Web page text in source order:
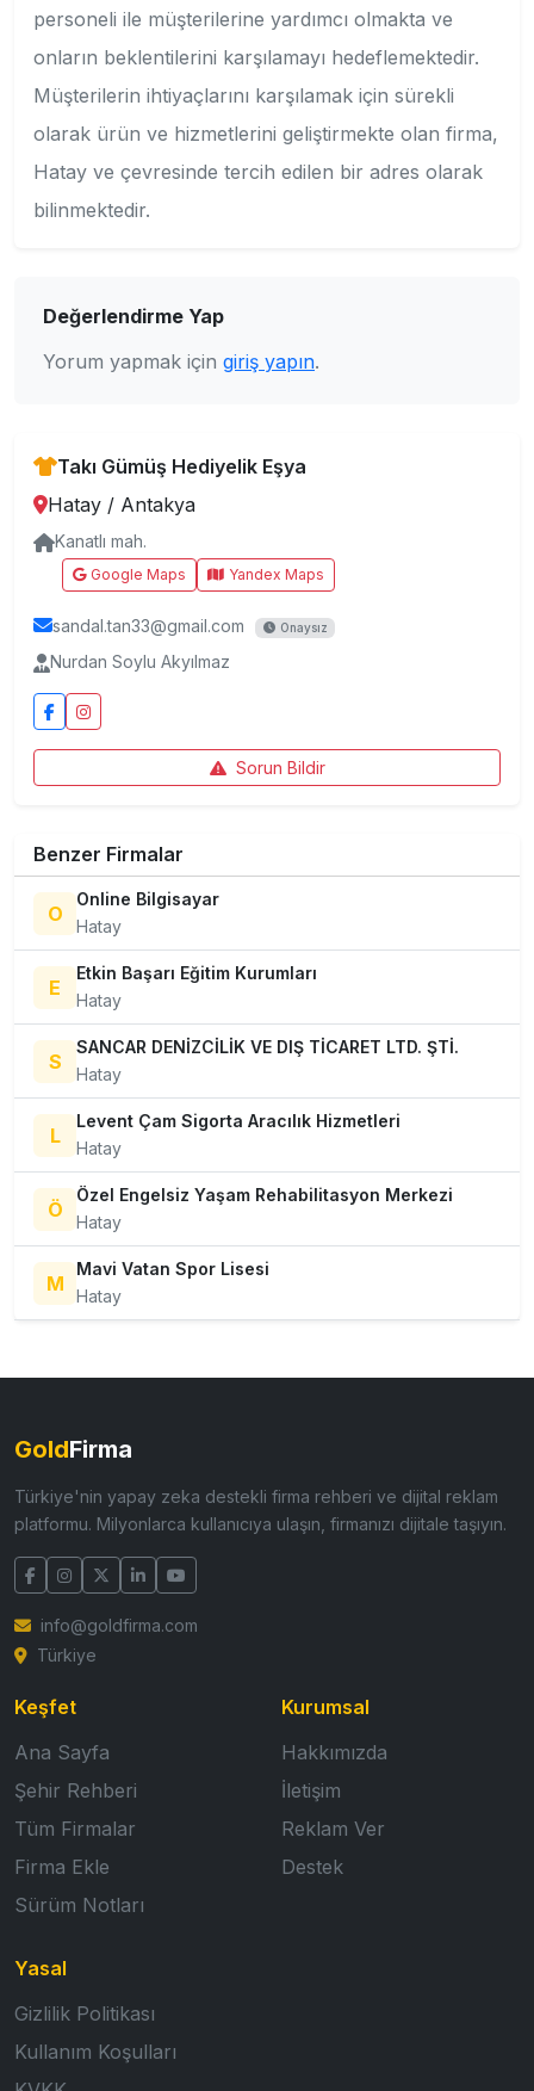
personeli ile müşterilerine yardımcı olmakta ve
onların beklentilerini karşılamayı hedeflemektedir.
Müşterilerin ihtiyaçlarını karşılamak için sürekli
olarak ürün ve hizmetlerini geliştirmekte olan firma,
Hatay ve çevresinde tercih edilen bir adres olarak
bilinmektedir.
Değerlendirme Yap
Yorum yapmak için giriş yapın.
Takı Gümüş Hediyelik Eşya
Hatay / Antakya
Kanatlı mah.
Google Maps Yandex Maps
sandal.tan33@gmail.com Onaysız
Nurdan Soylu Akyılmaz
Sorun Bildir
Benzer Firmalar
O
Online Bilgisayar
Hatay
E
Etkin Başarı Eğitim Kurumları
Hatay
S
SANCAR DENİZCİLİK VE DIŞ TİCARET LTD. ŞTİ.
Hatay
L
Levent Çam Sigorta Aracılık Hizmetleri
Hatay
Ö
Özel Engelsiz Yaşam Rehabilitasyon Merkezi
Hatay
M
Mavi Vatan Spor Lisesi
Hatay
GoldFirma
Türkiye'nin yapay zeka destekli firma rehberi ve dijital reklam
platformu. Milyonlarca kullanıcıya ulaşın, firmanızı dijitale taşıyın.
info@goldfirma.com
Türkiye
Keşfet
Ana Sayfa
Şehir Rehberi
Tüm Firmalar
Firma Ekle
Sürüm Notları
Kurumsal
Hakkımızda
İletişim
Reklam Ver
Destek
Yasal
Gizlilik Politikası
Kullanım Koşulları